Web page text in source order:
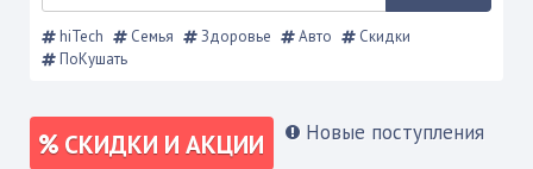
hiTech Семья Здоровье Авто
Скидки
ПоКушать
СКИДКИ И АКЦИИ Новые поступления